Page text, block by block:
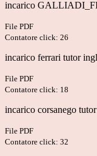
incarico
File PDF
Contatore click: 26
incarico ferrari tutor
File PDF
Contatore click: 18
incarico corsanego
File PDF
Contatore click: 32